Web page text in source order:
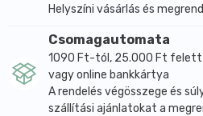
Helyszíni vásárlás és
Csomagautomata
1090 Ft-tól, 25.000 Ft felett
vagy online bankkártya
A rendelés végösszege és
szállítási ajánlatokat a